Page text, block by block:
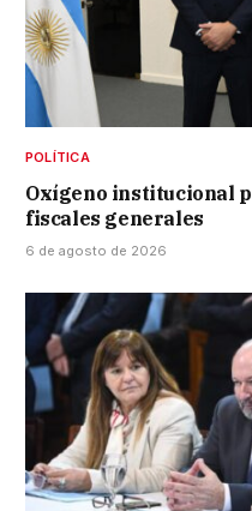
POLÍTICA
Oxígeno institucional
fiscales generales
6 de agosto de 2026